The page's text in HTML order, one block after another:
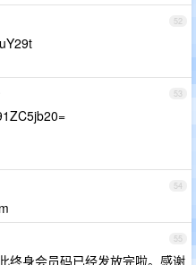
52
53
54
55
终身会员码已经发放完啦。感谢